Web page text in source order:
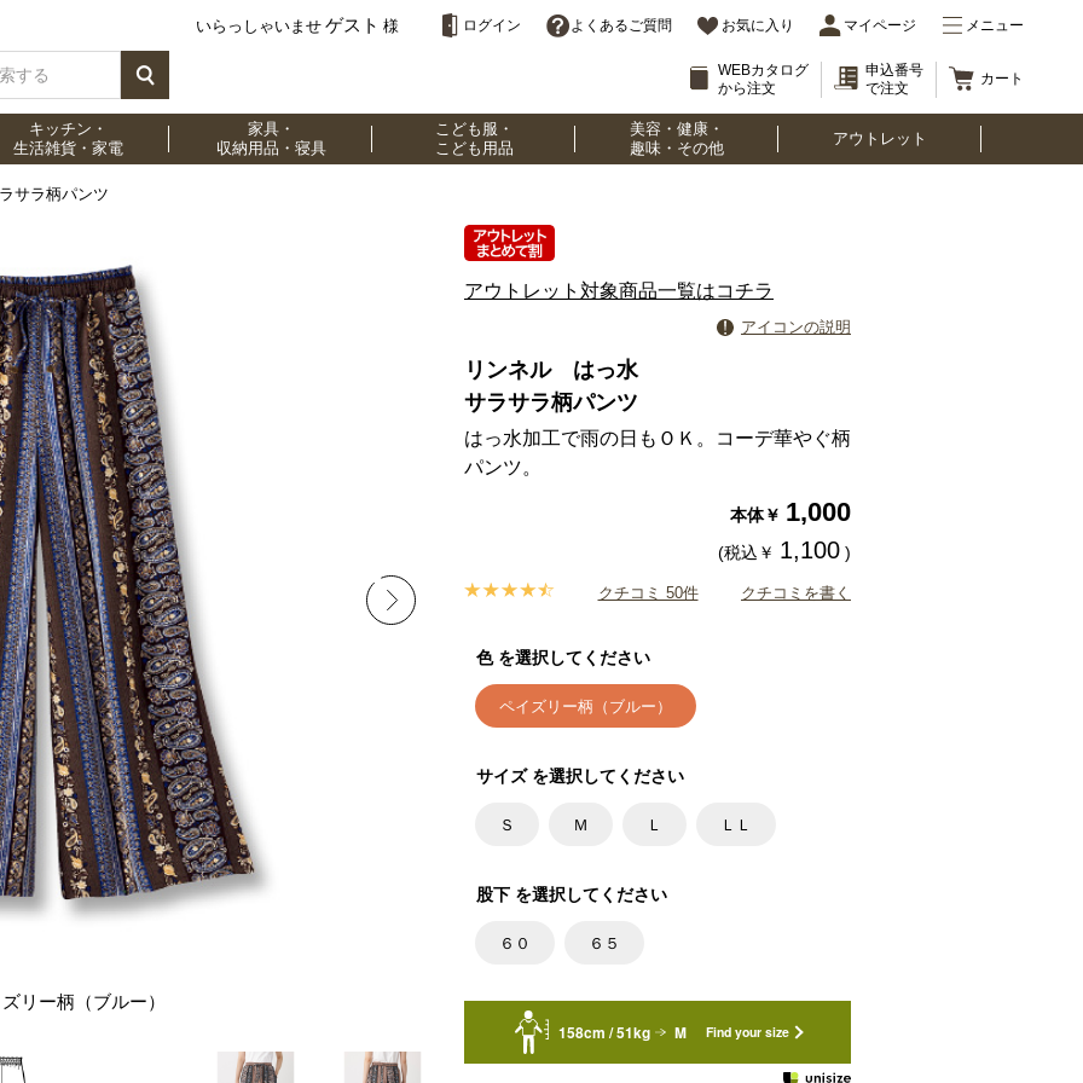
いらっしゃいませ ゲスト 様 ログイン よくあるご質問 お気に入り マイページ メニュー
WEBカタログ
から注文
申込番号
で注文
カート
キッチン・
生活雑貨・家電
家具・
収納用品・寝具
こども服・
こども用品
美容・健康・
趣味・その他
アウトレット
サラ柄パンツ
リー柄（ブルー）
アウトレット対象商品一覧はコチラ
アイコンの説明
リンネル はっ水
サラサラ柄パンツ
はっ水加工で雨の日もＯＫ。コーデ華やぐ柄
パンツ。
本体￥ 1,000
(税込￥ 1,100 )
クチコミ 50件 クチコミを書く
色 を選択してください
ペイズリー柄（ブルー）
サイズ を選択してください
Ｓ Ｍ Ｌ ＬＬ
股下 を選択してください
６０ ６５
158cm / 51kg M Find your size